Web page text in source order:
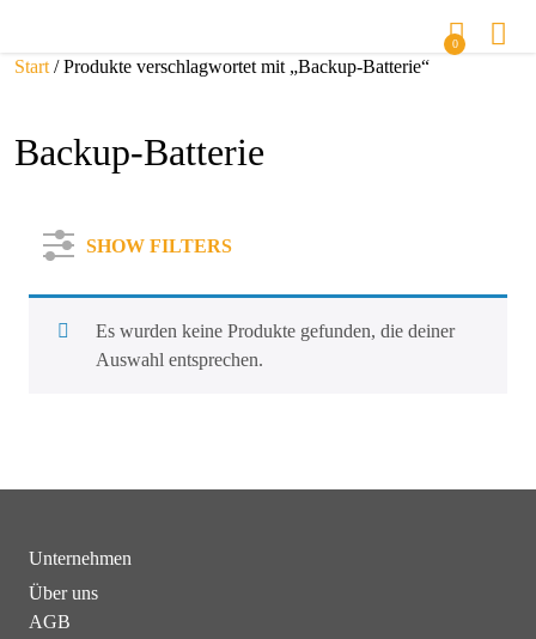
0
Start / Produkte verschlagwortet mit „Backup-Batterie“
Backup-Batterie
SHOW FILTERS
Es wurden keine Produkte gefunden, die deiner
Auswahl entsprechen.
Unternehmen
Über uns
AGB